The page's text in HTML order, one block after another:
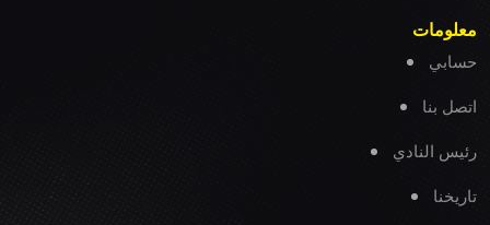
معلومات
حسابي
اتصل بنا
رئيس النادي
تاريخنا